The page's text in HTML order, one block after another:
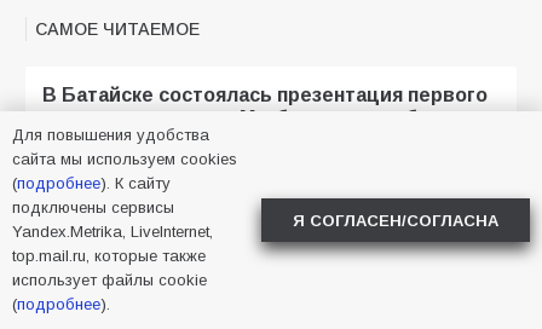
САМОЕ ЧИТАЕМОЕ
В Батайске состоялась презентация первого
тома книги памяти «Мы были, есть и будем».
165 01.08.2026
Батайчане привезли 20 наград с областных
соревнований
163
Для повышения удобства
сайта мы используем cookies
(подробнее). К сайту
подключены сервисы
Yandex.Metrika, LiveInternet,
top.mail.ru, которые также
использует файлы cookie
(подробнее).
Я СОГЛАСЕН/СОГЛАСНА